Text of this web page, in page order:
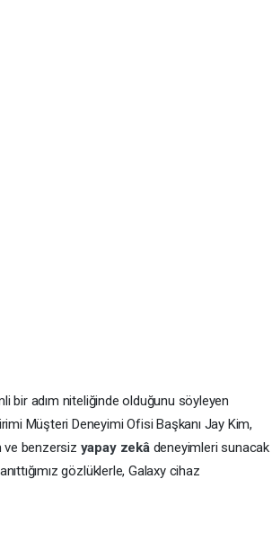
bir adım niteliğinde olduğunu söyleyen
Müşteri Deneyimi Ofisi Başkanı Jay Kim,
ve benzersiz yapay zekâ deneyimleri sunacak
gözlüklerle, Galaxy cihaz